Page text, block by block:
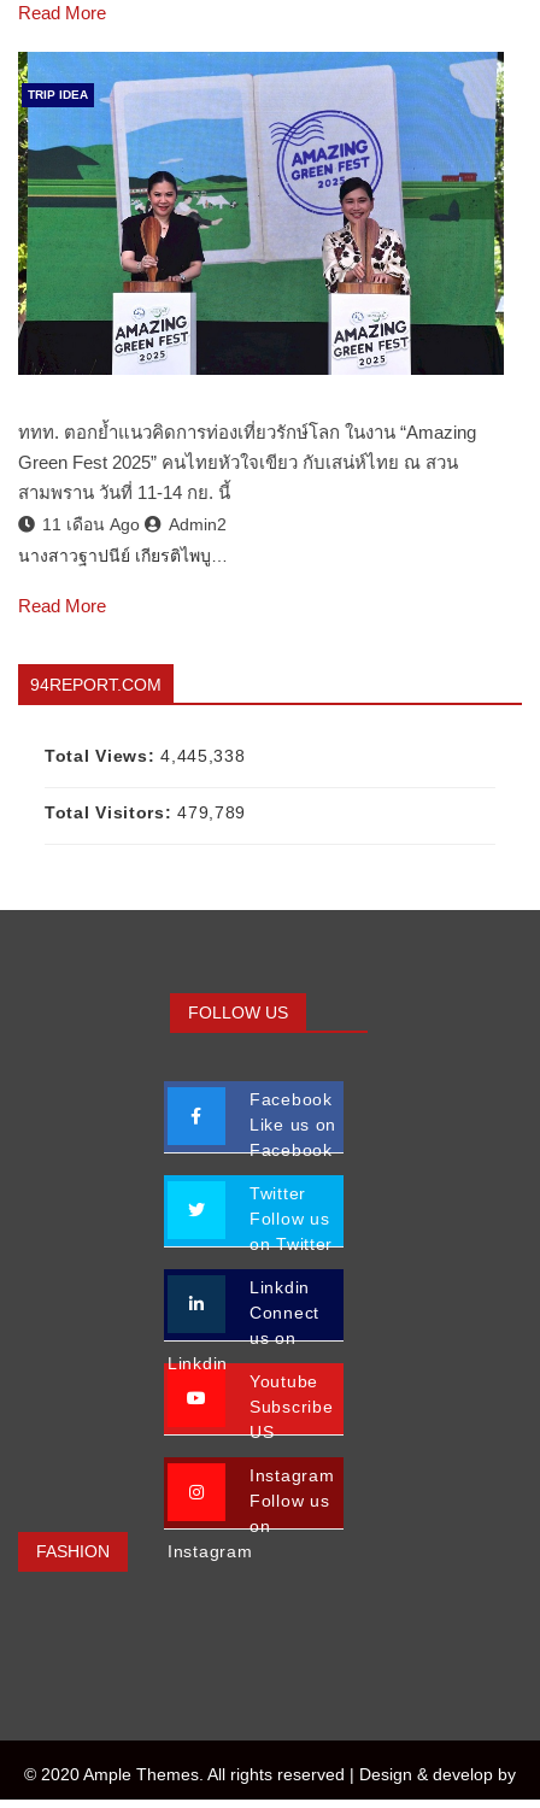
Read More
TRIP IDEA
ททท. ตอกย้ำแนวคิดการท่องเที่ยวรักษ์โลก ในงาน “Amazing
Green Fest 2025” คนไทยหัวใจเขียว กับเสน่ห์ไทย ณ สวน
สามพราน วันที่ 11-14 กย. นี้
11 เดือน Ago
Admin2
นางสาวฐาปนีย์ เกียรติไพบู…
Read More
94REPORT.COM
Total Views:4,445,338
Total Visitors:479,789
FASHION
FOLLOW US
Facebook
Like us on
Facebook
Twitter
Follow us
on Twitter
Linkdin
Connect
us on
Linkdin
Youtube
Subscribe
US
Instagram
Follow us
on
Instagram
© 2020 Ample Themes. All rights reserved | Design & develop by